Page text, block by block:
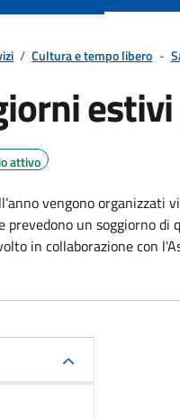
/ Cultura e tempo libero -
attivo
vengono organizzati
prevedono un soggiorno
in collaborazione con